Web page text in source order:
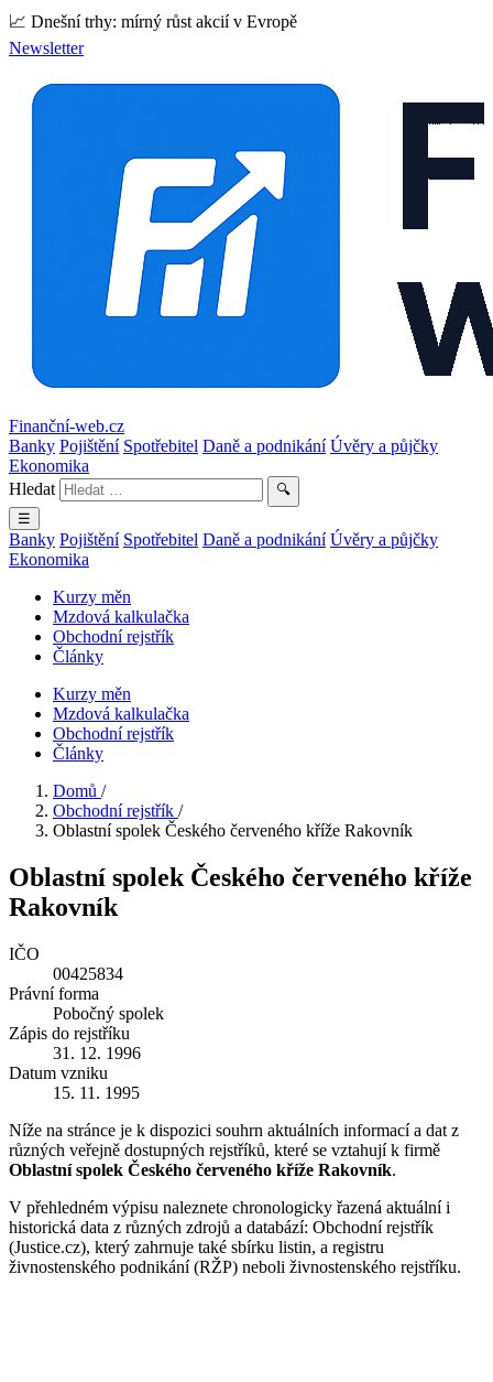
📈 Dnešní trhy: mírný růst akcií v Evropě
Newsletter
Finanční-web.cz
Banky Pojištění Spotřebitel Daně a podnikání Úvěry a půjčky
Ekonomika
Hledat
🔍
☰
Banky Pojištění Spotřebitel Daně a podnikání Úvěry a půjčky
Ekonomika
Kurzy měn
Mzdová kalkulačka
Obchodní rejstřík
Články
Kurzy měn
Mzdová kalkulačka
Obchodní rejstřík
Články
Domů /
Obchodní rejstřík /
Oblastní spolek Českého červeného kříže Rakovník
Oblastní spolek Českého červeného kříže
Rakovník
IČO
00425834
Právní forma
Pobočný spolek
Zápis do rejstříku
31. 12. 1996
Datum vzniku
15. 11. 1995
Níže na stránce je k dispozici souhrn aktuálních informací a dat z
různých veřejně dostupných rejstříků, které se vztahují k firmě
Oblastní spolek Českého červeného kříže Rakovník.
V přehledném výpisu naleznete chronologicky řazená aktuální i
historická data z různých zdrojů a databází: Obchodní rejstřík
(Justice.cz), který zahrnuje také sbírku listin, a registru
živnostenského podnikání (RŽP) neboli živnostenského rejstříku.